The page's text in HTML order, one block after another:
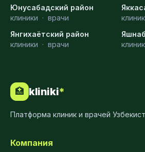
Юнусабадский район
клиники · врачи
Янгихаётский район
клиники · врачи
🏥 kliniki*
Платформа клиник и врачей
Компания